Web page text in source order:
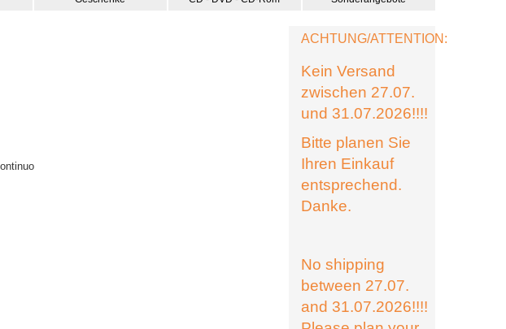
ACHTUNG/ATTENTION:
Kein Versand
zwischen 27.07.
und 31.07.2026!!!!
Bitte planen Sie
Ihren Einkauf
entsprechend.
Danke.
No shipping
between 27.07.
and 31.07.2026!!!!